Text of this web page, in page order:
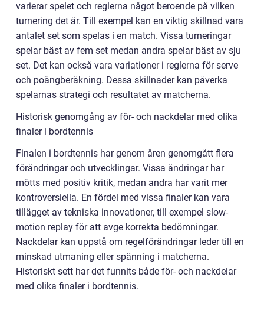
varierar spelet och reglerna något beroende på vilken
turnering det är. Till exempel kan en viktig skillnad vara
antalet set som spelas i en match. Vissa turneringar
spelar bäst av fem set medan andra spelar bäst av sju
set. Det kan också vara variationer i reglerna för serve
och poängberäkning. Dessa skillnader kan påverka
spelarnas strategi och resultatet av matcherna.
Historisk genomgång av för- och nackdelar med olika
finaler i bordtennis
Finalen i bordtennis har genom åren genomgått flera
förändringar och utvecklingar. Vissa ändringar har
mötts med positiv kritik, medan andra har varit mer
kontroversiella. En fördel med vissa finaler kan vara
tillägget av tekniska innovationer, till exempel slow-
motion replay för att avge korrekta bedömningar.
Nackdelar kan uppstå om regelförändringar leder till en
minskad utmaning eller spänning i matcherna.
Historiskt sett har det funnits både för- och nackdelar
med olika finaler i bordtennis.